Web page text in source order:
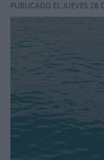
PUBLICADO EL JUEVES